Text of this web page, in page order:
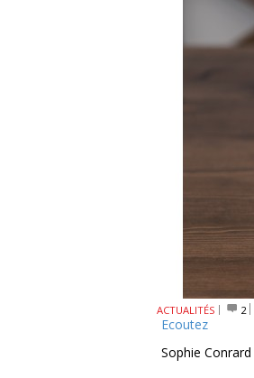
ACTUALITÉS 2
Ecoutez
Sophie Conrard